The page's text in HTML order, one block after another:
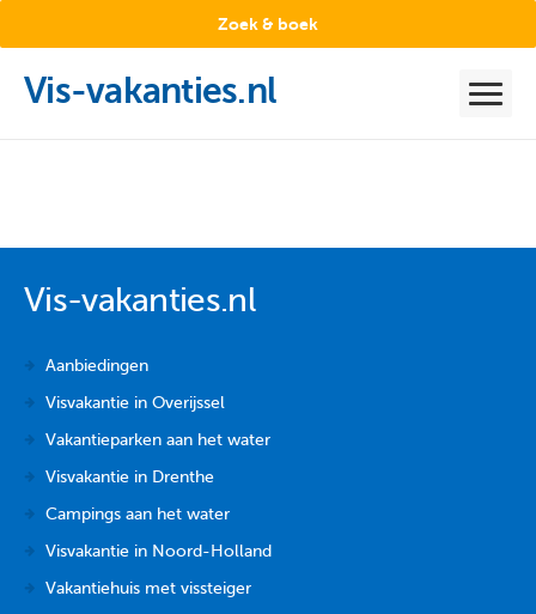
Vis-vakanties.nl
Zoek & boek
Vis-vakanties.nl
Aanbiedingen
Visvakantie in Overijssel
Vakantieparken aan het water
Visvakantie in Drenthe
Campings aan het water
Visvakantie in Noord-Holland
Vakantiehuis met vissteiger